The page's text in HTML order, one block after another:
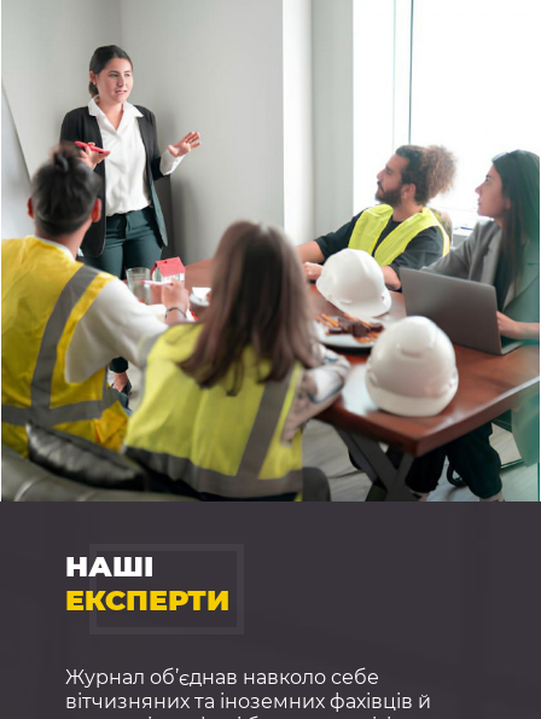
Хотіли як краще…
Про нову професію «Менеджер (управитель) з
психосоціальної підтримки персоналу, безпеки та
гігієни праці». Це ефективний помічник чи форма...
Докладніше
НАШІ
ЕКСПЕРТИ
Журнал об’єднав навколо себе
вітчизняних та іноземних фахівців й